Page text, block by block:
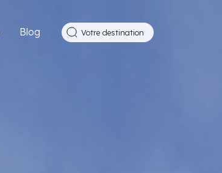
Blog Votre destination